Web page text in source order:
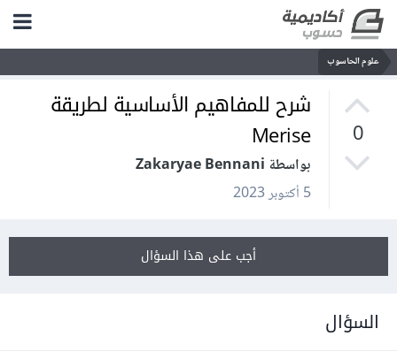
علوم الحاسوب
0
شرح للمفاهيم الأساسية لطريقة
Merise
بواسطة Zakaryae Bennani
5 أكتوبر 2023
أجب على هذا السؤال
السؤال